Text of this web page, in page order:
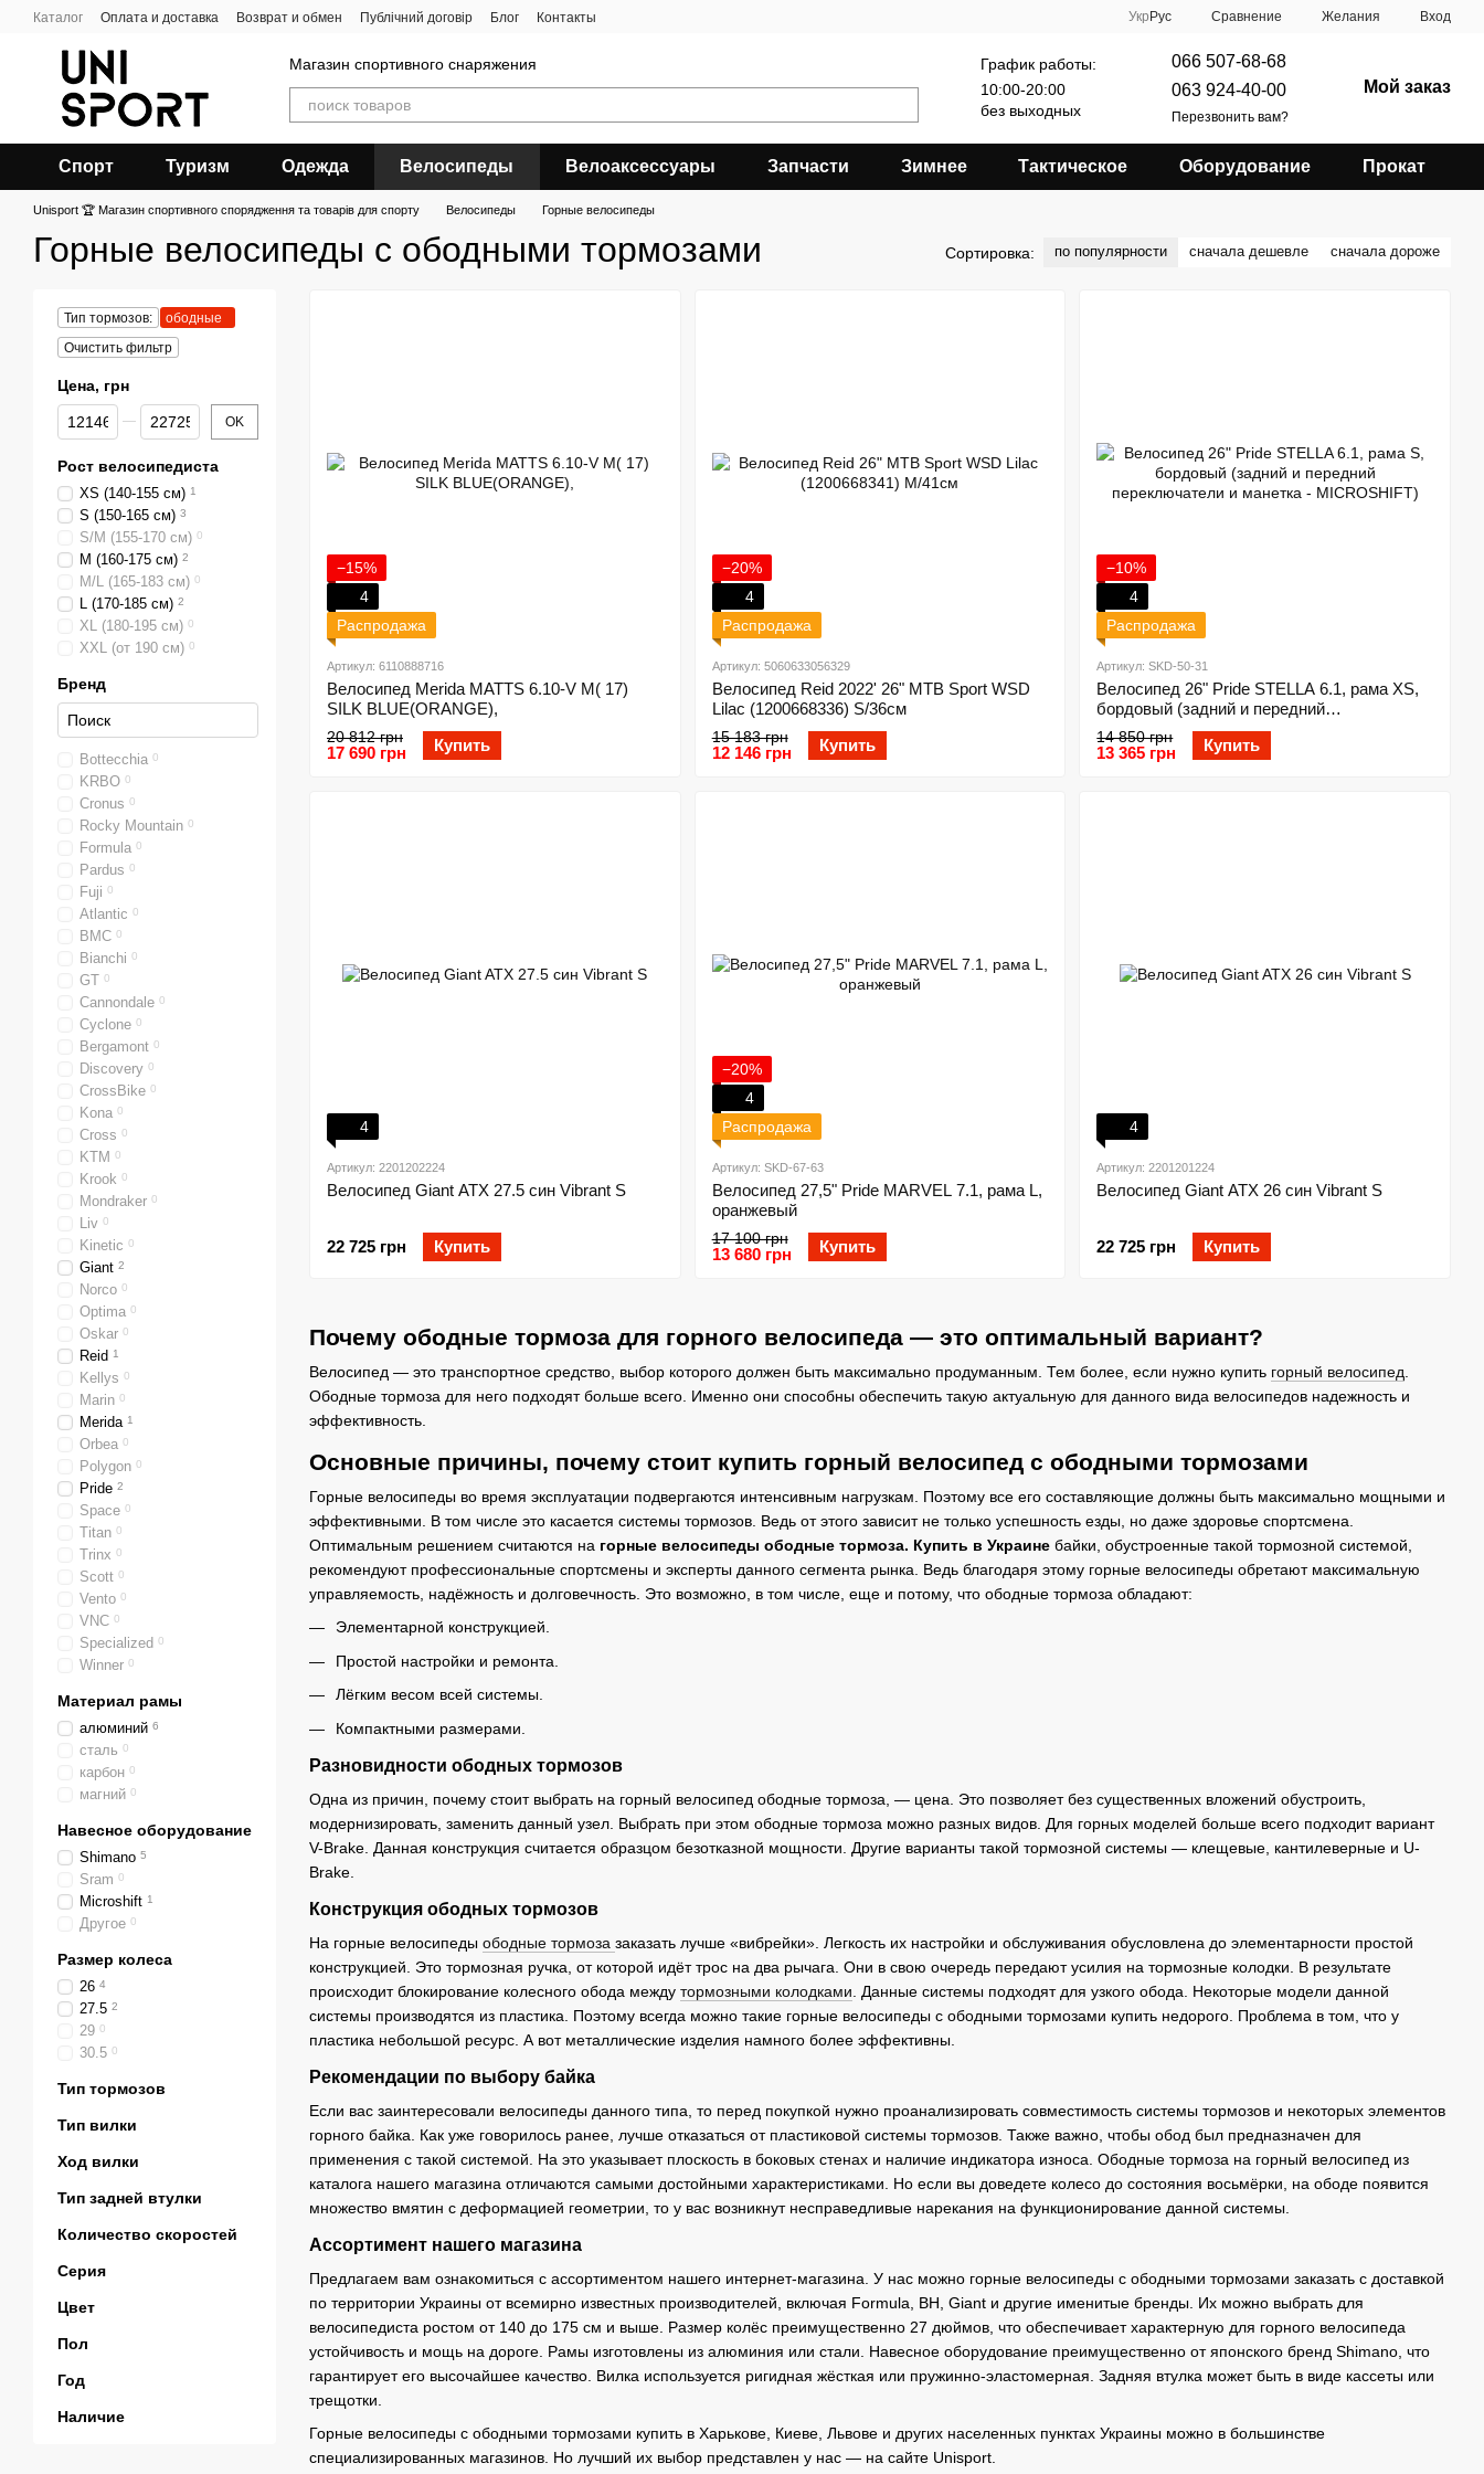
Перейти к основному контенту
Каталог Оплата и доставка Возврат и обмен Публічний договір Блог Контакты Укр Рус Сравнение Желания Вход
Магазин спортивного снаряжения
График работы:
10:00-20:00
без выходных
066 507-68-68
063 924-40-00
Перезвонить вам?
Мой заказ
Спорт Туризм Одежда Велосипеды Велоаксессуары Запчасти Зимнее Тактическое Оборудование Прокат
Unisport 🏆 Магазин спортивного спорядження та товарів для спорту Велосипеды Горные велосипеды
Горные велосипеды с ободными тормозами Сортировка: по популярности сначала дешевле сначала дороже
Почему ободные тормоза для горного велосипеда — это оптимальный вариант?
Велосипед — это транспортное средство, выбор которого должен быть максимально продуманным. Тем более, если нужно купить горный велосипед
Ободные тормоза для него подходят больше всего. Именно они способны обеспечить такую актуальную для данного вида велосипедов надежность и
эффективность.
Основные причины, почему стоит купить горный велосипед с ободными тормозами
Горные велосипеды во время эксплуатации подвергаются интенсивным нагрузкам. Поэтому все его составляющие должны быть максимально мощными и
эффективными. В том числе это касается системы тормозов. Ведь от этого зависит не только успешность езды, но даже здоровье спортсмена.
Оптимальным решением считаются на горные велосипеды ободные тормоза. Купить в Украине байки, обустроенные такой тормозной системой,
рекомендуют профессиональные спортсмены и эксперты данного сегмента рынка. Ведь благодаря этому горные велосипеды обретают максимальную
управляемость, надёжность и долговечность. Это возможно, в том числе, еще и потому, что ободные тормоза обладают:
Элементарной конструкцией.
Простой настройки и ремонта.
Лёгким весом всей системы.
Компактными размерами.
Разновидности ободных тормозов
Одна из причин, почему стоит выбрать на горный велосипед ободные тормоза, — цена. Это позволяет без существенных вложений обустроить,
модернизировать, заменить данный узел. Выбрать при этом ободные тормоза можно разных видов. Для горных моделей больше всего подходит вариант
V-Brake. Данная конструкция считается образцом безотказной мощности. Другие варианты такой тормозной системы — клещевые, кантилеверные и U-
Brake.
Конструкция ободных тормозов
На горные велосипеды ободные тормоза заказать лучше «вибрейки». Легкость их настройки и обслуживания обусловлена до элементарности простой
конструкцией. Это тормозная ручка, от которой идёт трос на два рычага. Они в свою очередь передают усилия на тормозные колодки. В результате
происходит блокирование колесного обода между тормозными колодками . Данные системы подходят для узкого обода. Некоторые модели данной
системы производятся из пластика. Поэтому всегда можно такие горные велосипеды с ободными тормозами купить недорого. Проблема в том, что у
пластика небольшой ресурс. А вот металлические изделия намного более эффективны.
Рекомендации по выбору байка
Если вас заинтересовали велосипеды данного типа, то перед покупкой нужно проанализировать совместимость системы тормозов и некоторых элементов
горного байка. Как уже говорилось ранее, лучше отказаться от пластиковой системы тормозов. Также важно, чтобы обод был предназначен для
применения с такой системой. На это указывает плоскость в боковых стенах и наличие индикатора износа. Ободные тормоза на горный велосипед из
каталога нашего магазина отличаются самыми достойными характеристиками. Но если вы доведете колесо до состояния восьмёрки, на ободе появится
множество вмятин с деформацией геометрии, то у вас возникнут несправедливые нарекания на функционирование данной системы.
Ассортимент нашего магазина
Предлагаем вам ознакомиться с ассортиментом нашего интернет-магазина. У нас можно горные велосипеды с ободными тормозами заказать с доставкой
по территории Украины от всемирно известных производителей, включая Formula, BH, Giant и другие именитые бренды. Их можно выбрать для
велосипедиста ростом от 140 до 175 см и выше. Размер колёс преимущественно 27 дюймов, что обеспечивает характерную для горного велосипеда
устойчивость и мощь на дороге. Рамы изготовлены из алюминия или стали. Навесное оборудование преимущественно от японского бренд Shimano, что
гарантирует его высочайшее качество. Вилка используется ригидная жёсткая или пружинно-эластомерная. Задняя втулка может быть в виде кассеты или
трещотки.
Горные велосипеды с ободными тормозами купить в Харькове, Киеве, Львове и других населенных пунктах Украины можно в большинстве
специализированных магазинов. Но лучший их выбор представлен у нас — на сайте Unisport.
−15%
4
Распродажа
Артикул: 6110888716
Велосипед Merida MATTS 6.10-V M( 17)
SILK BLUE(ORANGE),
20 812 грн
17 690 грн Купить
−20%
4
Распродажа
Артикул: 5060633056329
Велосипед Reid 2022' 26" MTB Sport WSD
Lilac (1200668336) S/36см
15 183 грн
12 146 грн Купить
−10%
4
Распродажа
Артикул: SKD-50-31
Велосипед 26" Pride STELLA 6.1, рама XS,
бордовый (задний и передний
переключатели и манетка - MICROSHIFT)
14 850 грн
13 365 грн Купить
4
Артикул: 2201202224
Велосипед Giant ATX 27.5 син Vibrant S
22 725 грн Купить
−20%
4
Распродажа
Артикул: SKD-67-63
Велосипед 27,5" Pride MARVEL 7.1, рама L,
оранжевый
17 100 грн
13 680 грн Купить
4
Артикул: 2201201224
Велосипед Giant ATX 26 син Vibrant S
22 725 грн Купить
Тип тормозов:
ободные
Очистить фильтр
Цена, грн
От Цена, грн
До Цена, грн OK
Рост велосипедиста
XS (140-155 см) 1
S (150-165 см) 3
S/M (155-170 см) 0
M (160-175 см) 2
M/L (165-183 см) 0
L (170-185 см) 2
XL (180-195 см) 0
XXL (от 190 см) 0
Бренд
Bottecchia 0
KRBO 0
Cronus 0
Rocky Mountain 0
Formula 0
Pardus 0
Fuji 0
Atlantic 0
BMC 0
Bianchi 0
GT 0
Cannondale 0
Cyclone 0
Bergamont 0
Discovery 0
CrossBike 0
Kona 0
Cross 0
KTM 0
Krook 0
Mondraker 0
Liv 0
Kinetic 0
Giant 2
Norco 0
Optima 0
Oskar 0
Reid 1
Kellys 0
Marin 0
Merida 1
Orbea 0
Polygon 0
Pride 2
Space 0
Titan 0
Trinx 0
Scott 0
Vento 0
VNC 0
Specialized 0
Winner 0
Материал рамы
алюминий 6
сталь 0
карбон 0
магний 0
Навесное оборудование
Shimano 5
Sram 0
Microshift 1
Другое 0
Размер колеса
26 4
27.5 2
29 0
30.5 0
Тип тормозов
Тип вилки
Ход вилки
Тип задней втулки
Количество скоростей
Серия
Цвет
Пол
Год
Наличие